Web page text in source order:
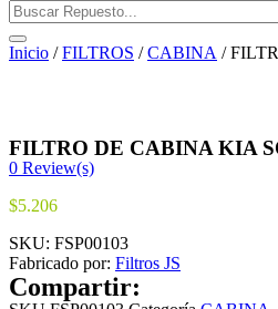
Inicio /FILTROS /CABINA /
FILTRO DE CABINA KIA
0 Review(s)
$5.206
SKU: FSP00103
Fabricado por: Filtros JS
Compartir: